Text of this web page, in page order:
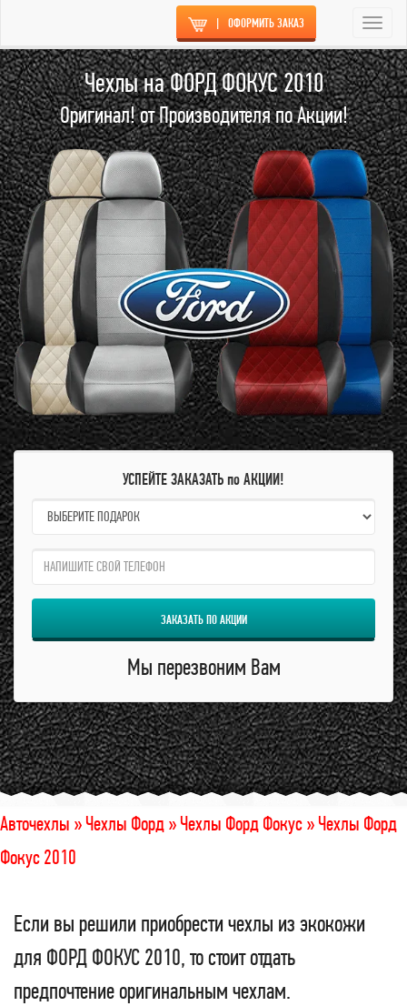
| ОФОРМИТЬ ЗАКАЗ
Чехлы на ФОРД ФОКУС 2010
Оригинал! от Производителя по Акции!
УСПЕЙТЕ ЗАКАЗАТЬ по АКЦИИ!
name:
qzw:
ЗАКАЗАТЬ ПО АКЦИИ
Мы перезвоним Вам
Авточехлы »Чехлы Форд »Чехлы Форд Фокус »Чехлы Форд
Фокус 2010
Если вы решили приобрести чехлы из экокожи
для ФОРД ФОКУС 2010, то стоит отдать
предпочтение оригинальным чехлам.